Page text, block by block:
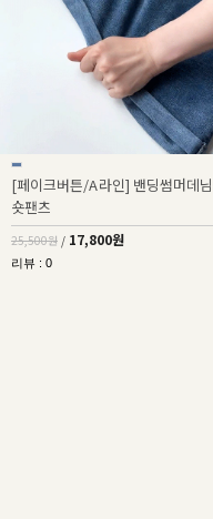
[페이크버튼/A라인] 밴딩썸머데
숏팬츠
25,500원 / 17,800원
리뷰 : 0